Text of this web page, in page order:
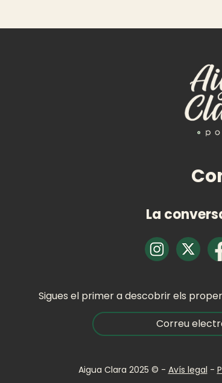
La
Sigues el primer a descobrir els
Aigua Clara 2025 © - Avís legal -